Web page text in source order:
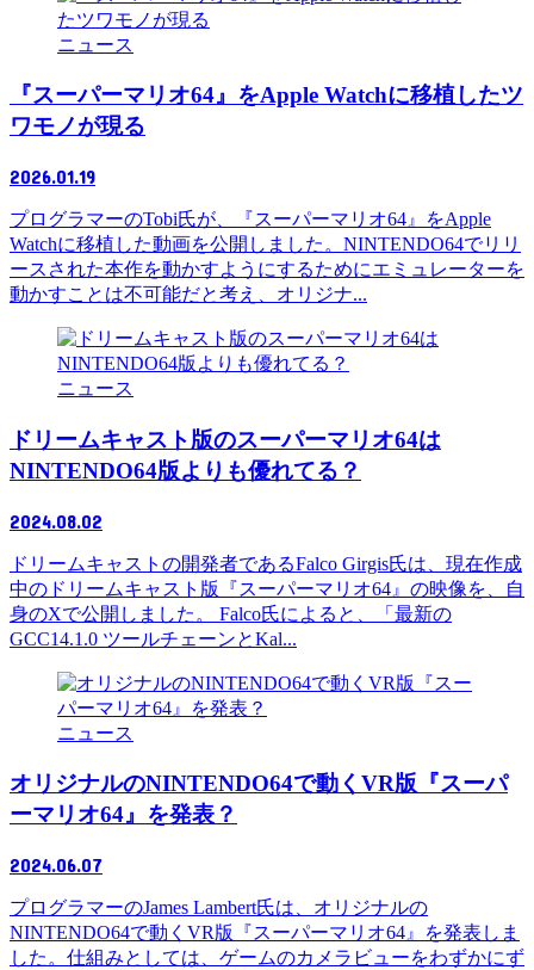
ニュース
『スーパーマリオ64』をApple Watchに移植したツ
ワモノが現る
2026.01.19
プログラマーのTobi氏が、『スーパーマリオ64』をApple
Watchに移植した動画を公開しました。NINTENDO64でリリ
ースされた本作を動かすようにするためにエミュレーターを
動かすことは不可能だと考え、オリジナ...
ニュース
ドリームキャスト版のスーパーマリオ64は
NINTENDO64版よりも優れてる？
2024.08.02
ドリームキャストの開発者であるFalco Girgis氏は、現在作成
中のドリームキャスト版『スーパーマリオ64』の映像を、自
身のXで公開しました。 Falco氏によると、「最新の
GCC14.1.0 ツールチェーンとKal...
ニュース
オリジナルのNINTENDO64で動くVR版『スーパ
ーマリオ64』を発表？
2024.06.07
プログラマーのJames Lambert氏は、オリジナルの
NINTENDO64で動くVR版『スーパーマリオ64』を発表しま
した。仕組みとしては、ゲームのカメラビューをわずかにず